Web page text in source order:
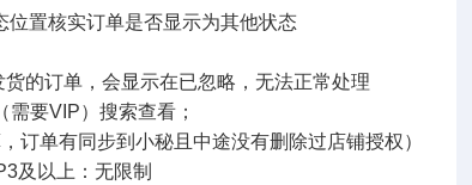
置核实订单是否显示为其他状态
的订单，会显示在已忽略，无法正常处理
要VIP）搜索查看；
有同步到小秘且中途没有删除过店铺授权）
以上：无限制